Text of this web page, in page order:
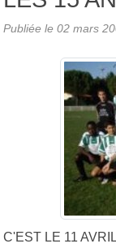
Publiée le 02 mars
C'EST LE 11